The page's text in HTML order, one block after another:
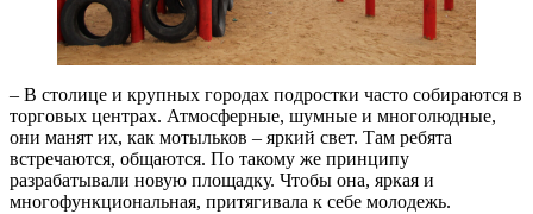
– В столице и крупных городах подростки часто собираются в
торговых центрах. Атмосферные, шумные и многолюдные,
они манят их, как мотыльков – яркий свет. Там ребята
встречаются, общаются. По такому же принципу
разрабатывали новую площадку. Чтобы она, яркая и
многофункциональная, притягивала к себе молодежь.